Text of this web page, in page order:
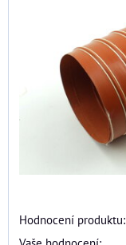
Hodnocení produktu: